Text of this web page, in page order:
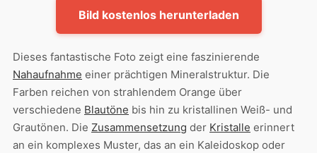
Bild kostenlos herunterladen
Dieses fantastische Foto zeigt eine faszinierende
Nahaufnahme einer prächtigen Mineralstruktur. Die
Farben reichen von strahlendem Orange über
verschiedene Blautöne bis hin zu kristallinen Weiß- und
Grautönen. Die Zusammensetzung der Kristalle erinnert
an ein komplexes Muster, das an ein Kaleidoskop oder